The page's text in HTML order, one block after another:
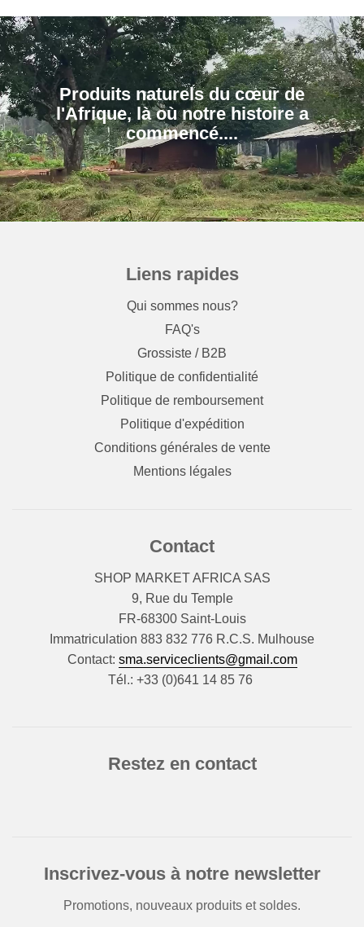
Produits naturels du cœur de
l'Afrique, là où notre histoire a
Liens rapides
Qui sommes nous?
FAQ's
Grossiste / B2B
Politique de confidentialité
Politique de remboursement
Politique d'expédition
Conditions générales de vente
Mentions légales
Contact
SHOP MARKET AFRICA SAS
9, Rue du Temple
FR-68300 Saint-Louis
Immatriculation 883 832 776 R.C.S. Mulhouse
Contact: sma.serviceclients@gmail.com
Tél.: +33 (0)641 14 85 76
Restez en contact
Inscrivez-vous à notre newsletter
Promotions, nouveaux produits et soldes.